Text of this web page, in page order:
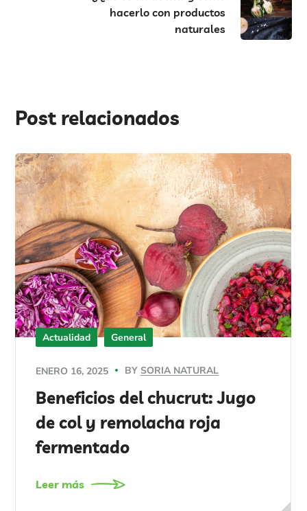
hacerlo con productos
naturales
Post relacionados
Actualidad General
ENERO 16, 2025 BY SORIA NATURAL
Beneficios del chucrut: Jugo
de col y remolacha roja
fermentado
Leer más